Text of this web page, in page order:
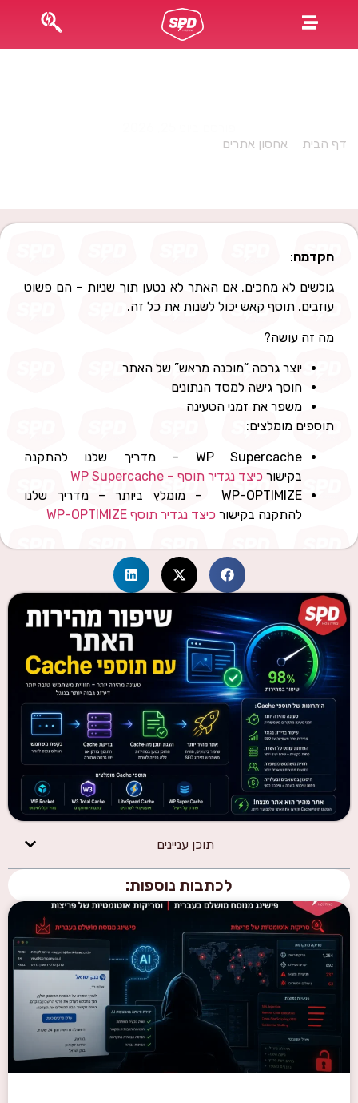
דף הבית
אחסון אתרים
הקדמה:
גולשים לא מחכים. אם האתר לא נטען תוך שניות – הם פשוט
עוזבים. תוסף קאש יכול לשנות את כל זה.
מה זה עושה?
יוצר גרסה “מוכנה מראש” של האתר
חוסך גישה למסד הנתונים
משפר את זמני הטעינה
תוספים מומלצים:
WP Supercache – מדריך שלנו להתקנה
בקישור כיצד נגדיר תוסף – WP Supercache
WP-OPTIMIZE – מומלץ ביותר – מדריך שלנו
להתקנה בקישור כיצד נגדיר תוסף WP-OPTIMIZE
תוכן עניינים
לכתבות נוספות: